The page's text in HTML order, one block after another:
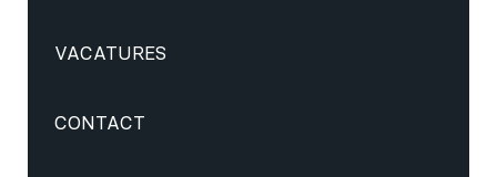
VACATURES
CONTACT